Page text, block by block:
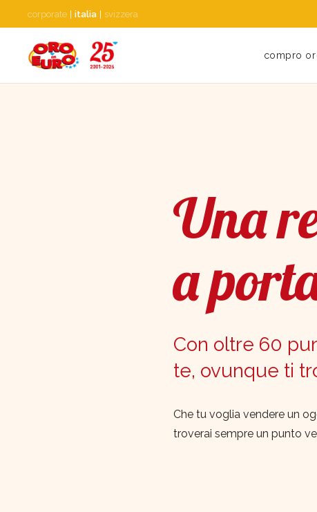
corporate italia svizzera
compro
Una
a
Con oltre 60
te, ovunque ti
Che tu voglia vendere un
troverai sempre un punto